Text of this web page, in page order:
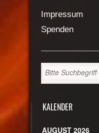
Impressum
Spenden
KALENDER
AUGUST 2026